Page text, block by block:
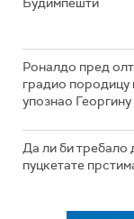
Роналдо пред
градио породицу
упознао Георгину
Да ли би требало
пуцкетате